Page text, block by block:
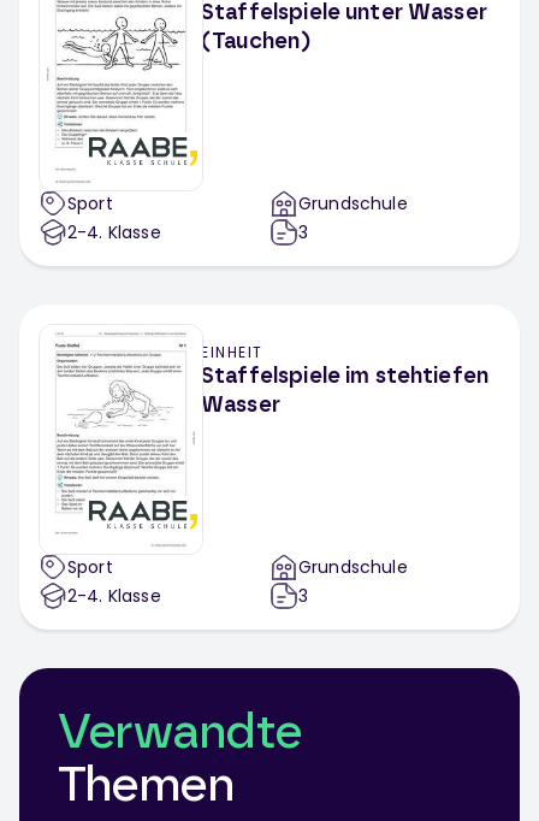
Staffelspiele unter Wasser
(Tauchen)
Sport
2-4. Klasse
Grundschule
3
EINHEIT
Staffelspiele im stehtiefen
Wasser
Sport
2-4. Klasse
Grundschule
3
Verwandte
Themen